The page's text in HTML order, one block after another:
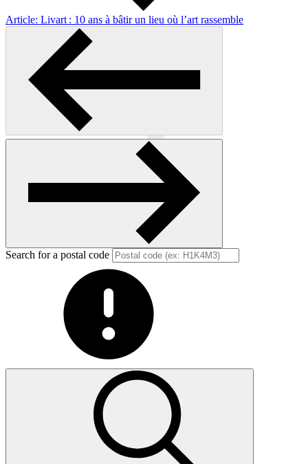
Article: Livart : 10 ans à bâtir un lieu où l’art rassemble
Previous
Search for a postal code